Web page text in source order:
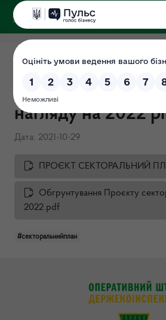
Проєкт
державного
нагляду на 2022
Дата: 2021-10-29
ПРОЄКТ СЕКТОРАЛЬНИЙ
Обгрунтування Проєкту
2022.pdf
#секторальнийплан